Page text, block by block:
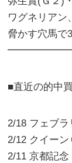
ワグネリアン
脅かす穴馬で
■直近の的中
2/18 フェブラ
2/12 クイーン
2/11 京都記